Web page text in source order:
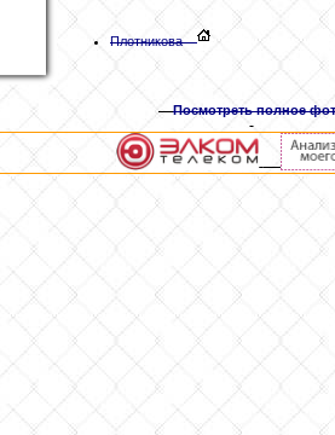
Плотникова
Посмотреть полное